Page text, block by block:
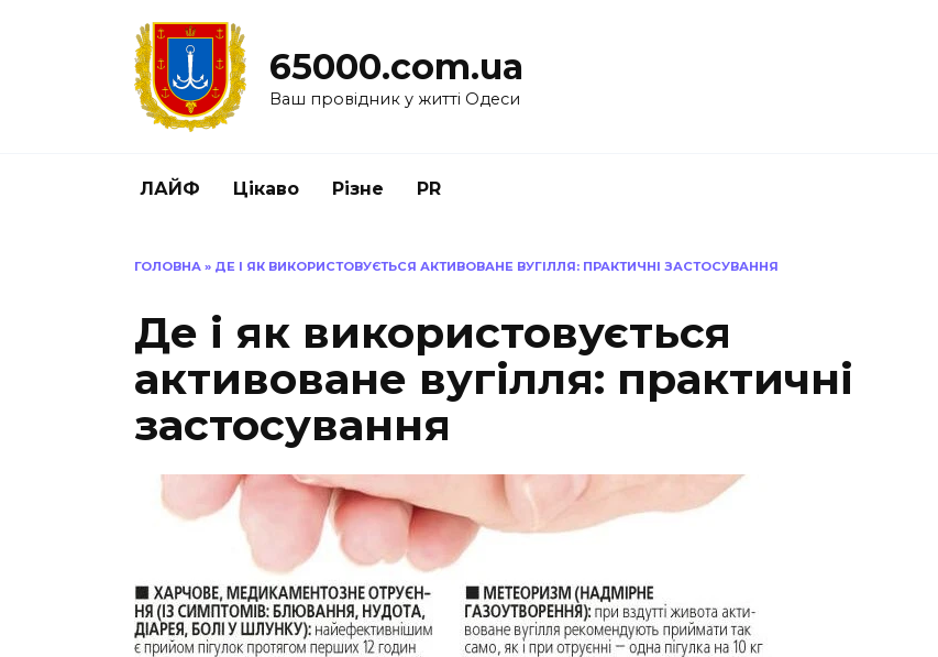
65000.com.ua
Ваш провідник у житті Одеси
ЛАЙФ Цікаво Різне PR
ГОЛОВНА » ДЕ І ЯК ВИКОРИСТОВУЄТЬСЯ АКТИВОВАНЕ ВУГІЛЛЯ: ПРАКТИЧНІ ЗАСТОСУВАННЯ
Де і як використовується
активоване вугілля: практичні
застосування